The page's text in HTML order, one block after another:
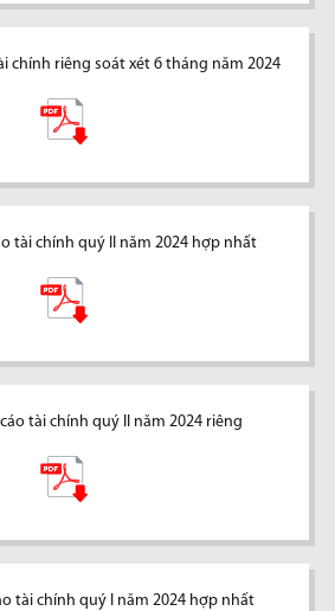
chính riêng soát xét 6 tháng năm 2024
tài chính quý II năm 2024 hợp nhất
tài chính quý II năm 2024 riêng
tài chính quý I năm 2024 hợp nhất